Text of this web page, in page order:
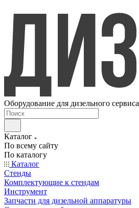
Оборудование для дизельного сервиса
Каталог
По всему сайту
По каталогу
Каталог
Стенды
Комплектующие к стендам
Инструмент
Запчасти для дизельной аппаратуры